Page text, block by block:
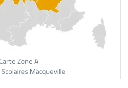
Carte Zone A
Macqueville